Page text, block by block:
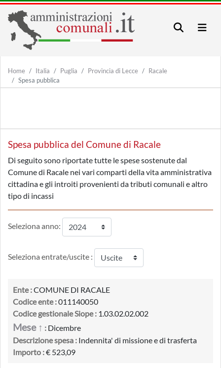
Home Italia Puglia Provincia di Lecce
Racale
Spesa pubblica
Spesa pubblica del Comune di Racale
Di seguito sono riportate tutte le spese sostenute dal
Comune di Racale nei vari comparti della vita amministrativa
cittadina e gli introiti provenienti da tributi comunali e altro
tipo di incassi
Seleziona anno:
Seleziona entrate/uscite :
Ente :COMUNE DI RACALE
Codice ente :011140050
Codice gestionale Siope : 1.03.02.02.002
Mese ↑ : Dicembre
Descrizione spesa : Indennita' di missione e di trasferta
Importo :€ 523,09